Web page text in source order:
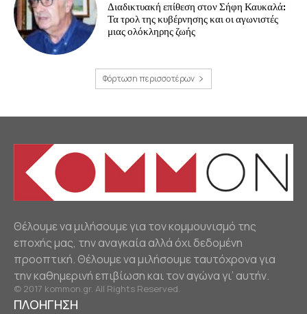
Διαδικτυακή επίθεση στον Σήφη Καυκαλά:
Τα τρολ της κυβέρνησης και οι αγωνιστές
μιας ολόκληρης ζωής
Φόρτωση περισσοτέρων
Θέλουμε να μιλήσουμε για τον κομμουνισμό της
εποχής μας, την αναγκαία αλλά όχι δεδομένη
προοπτική. Θέλουμε να μιλήσουμε ταυτόχρονα για
την καθημερινή επιβίωση και τον αγώνα γι’ αυτήν.
© 2017 kommon.gr. All Rights Reserved.
ΠΛΟΗΓΗΣΗ